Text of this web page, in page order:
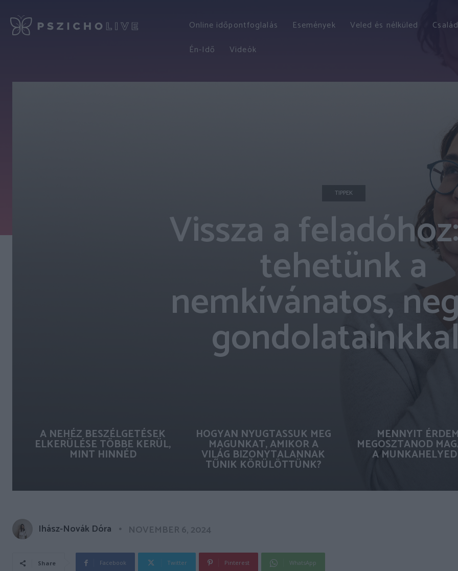
Online időpontfoglalás Események Veled és nélküled
Én-Idő
Videók
TIPPEK
Vissza a
tehetünk a
nemkívánatos,
A NEHÉZ BESZÉLGETÉSEK
ELKERÜLÉSE TÖBBE KERÜL,
MINT HINNÉD
HOGYAN NYUGTASSUK MEG
MAGUNKAT, AMIKOR A
VILÁG BIZONYTALANNAK
TŰNIK KÖRÜLÖTTÜNK?
MENNYIT
MEGOSZTANOD
A
Ihász-Novák Dóra NOVEMBER 6, 2024
Share Facebook Twitter Pinterest WhatsApp